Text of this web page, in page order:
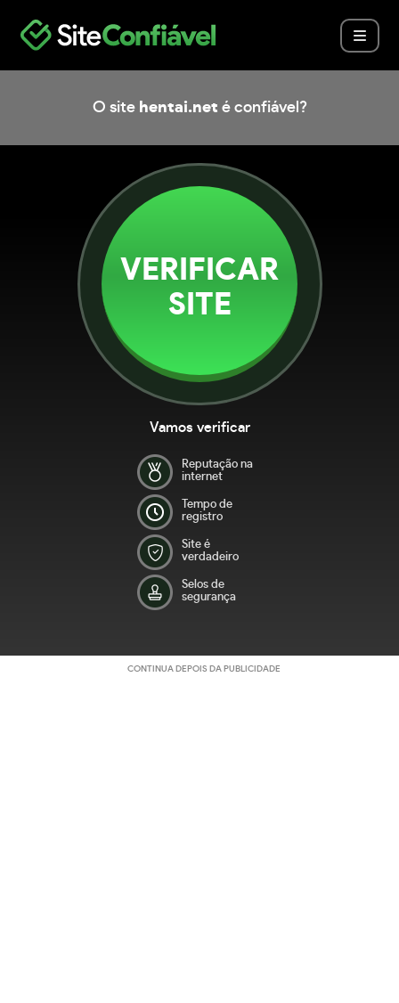
O site hentai.net é confiável?
VERIFICAR
SITE
Vamos verificar
Reputação na
internet
Tempo de
registro
Site é
verdadeiro
Selos de
segurança
CONTINUA DEPOIS DA PUBLICIDADE